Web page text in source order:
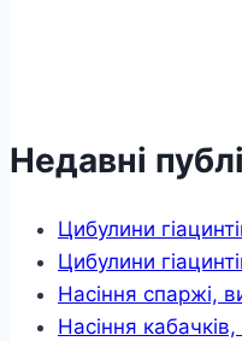
Недавні
Цибулини
Цибулини
Насіння спаржі,
Насіння